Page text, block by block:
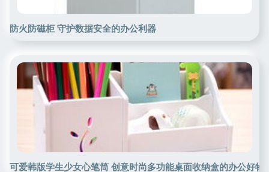
防火防磁柜 守护数据安全的办公利器
可爱韩版学生少女心笔筒 创意时尚多功能桌面收纳盒的办公好物